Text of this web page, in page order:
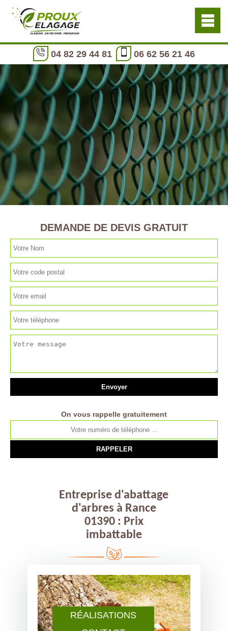
04 82 29 44 81 06 62 56 21 46
RÉALISATIONS
DEMANDE DE DEVIS GRATUIT
On vous rappelle gratuitement
Entreprise d'abattage
d'arbres à Rance
01390 : Prix
imbattable